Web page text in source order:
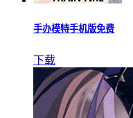
手办模特手机版免费
下载